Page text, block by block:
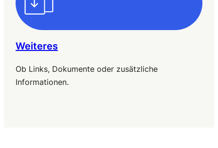
Weiteres
Ob Links, Dokumente oder zusätzliche
Informationen.